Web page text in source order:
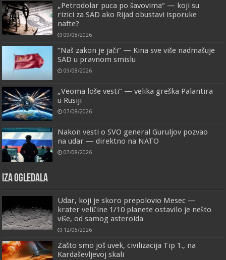
„Petrodolar puca po šavovima“ — koji su
rizici za SAD ako Rijad obustavi isporuke
nafte?
09/08/2026
“Naš zakon je jači” — Kina sve više nadmašuje
SAD u pravnom smislu
09/08/2026
„Veoma loše vesti“ — velika greška Palantira
u Rusiji
07/08/2026
Nakon vesti o SVO general Guruljov pozvao
na udar — direktno na NATO
07/08/2026
IZA OGLEDALA
Udar, koji je skoro prepolovio Mesec —
krater veličine 1/10 planete ostavilo je nešto
više, od samog asteroida
12/05/2026
Zašto smo još uvek, civilizacija Tip 1., na
Kardaševljevoj skali